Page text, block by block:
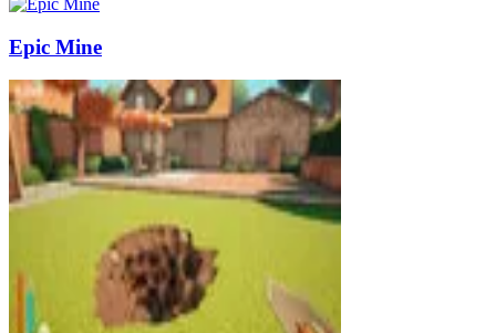
Epic Mine